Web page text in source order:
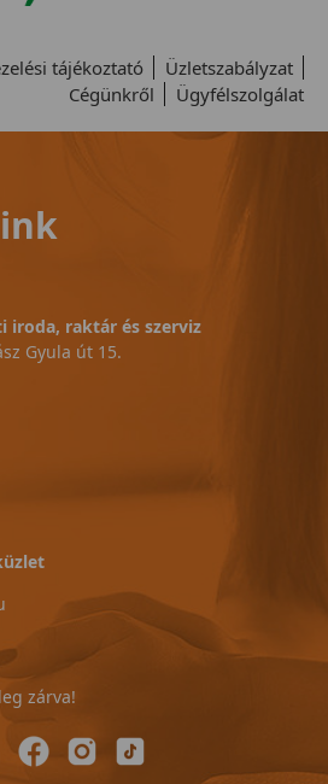
tájékoztató
Üzletszabályzat
Cégünkről
Ügyfélszolgálat
iroda, raktár és szerviz
Gyula út 15.
zárva!